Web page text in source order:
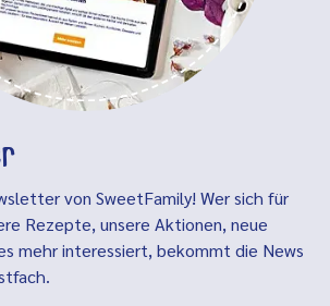
von SweetFamily! Wer sich für
Rezepte, unsere Aktionen, neue
mehr interessiert, bekommt die News